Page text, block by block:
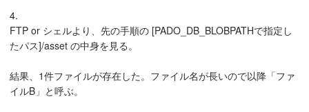
4.
FTP or シェルより、先の手順の [PADO_DB_BLOBPATHで指定し
たパス]/asset の中身を見る。
結果、1件ファイルが存在した。ファイル名が長いので以降「ファ
イルB」と呼ぶ。